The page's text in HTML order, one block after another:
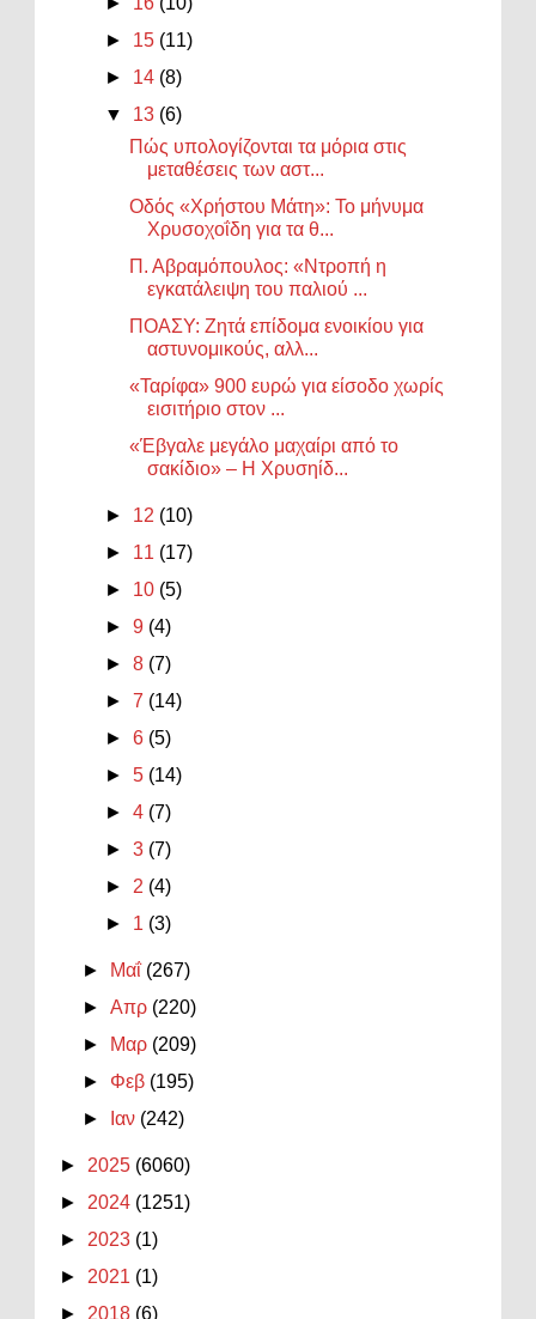
► 15 (11)
► 14 (8)
▼ 13 (6)
Πώς υπολογίζονται τα μόρια στις
μεταθέσεις των αστ...
Οδός «Χρήστου Μάτη»: Το μήνυμα
Χρυσοχοΐδη για τα θ...
Π. Αβραμόπουλος: «Ντροπή η
εγκατάλειψη του παλιού ...
ΠΟΑΣΥ: Ζητά επίδομα ενοικίου για
αστυνομικούς, αλλ...
«Ταρίφα» 900 ευρώ για είσοδο χωρίς
εισιτήριο στον ...
«Έβγαλε μεγάλο μαχαίρι από το
σακίδιο» – Η Χρυσηίδ...
► 12 (10)
► 11 (17)
► 10 (5)
►9 (4)
►8 (7)
►7 (14)
►6 (5)
►5 (14)
►4 (7)
►3 (7)
► 2 (4)
► 1 (3)
► Μαΐ (267)
►Απρ (220)
►
Μαρ (209)
► Φεβ (195)
►
Ιαν (242)
► 2025 (6060)
► 2024 (1251)
► 2023 (1)
► 2021 (1)
► 2018 (6)